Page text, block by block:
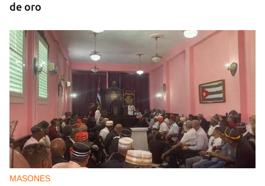
de oro
MASONES